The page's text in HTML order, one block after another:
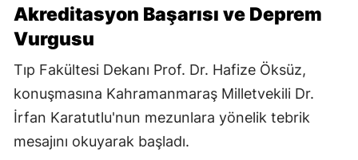
Akreditasyon Başarısı ve Deprem
Vurgusu
Tıp Fakültesi Dekanı Prof. Dr. Hafize Öksüz,
konuşmasına Kahramanmaraş Milletvekili Dr.
İrfan Karatutlu'nun mezunlara yönelik tebrik
mesajını okuyarak başladı.